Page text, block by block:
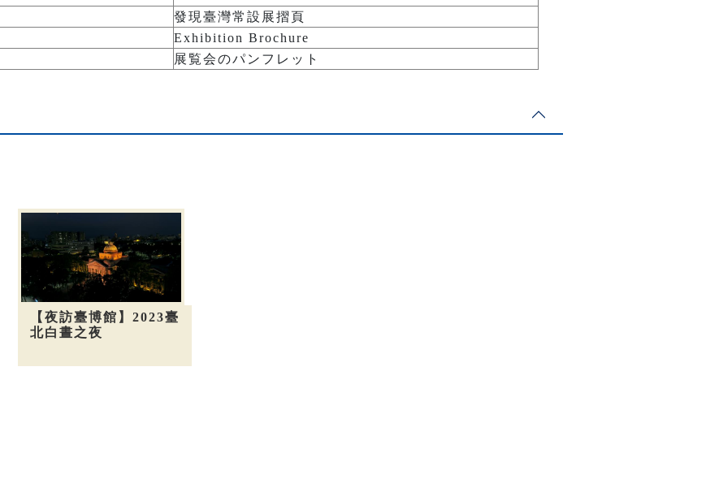
發現臺灣常設展摺頁
Exhibition Brochure
展覧会のパンフレット
【夜訪臺博館】2023臺
北白晝之夜